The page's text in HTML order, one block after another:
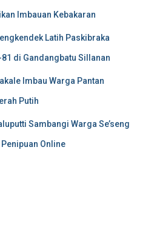
Imbauan Kebakaran
Latih Paskibraka
81 di Gandangbatu Sillanan
Imbau Warga Pantan
Putih
Sambangi Warga Se’seng
Online